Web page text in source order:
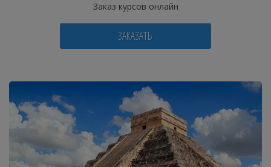
Заказ курсов онлайн
ЗАКАЗАТЬ